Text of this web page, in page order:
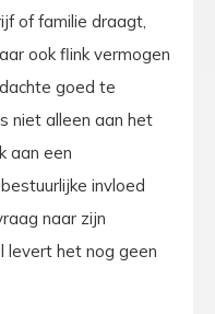
of familie draagt,
ook flink vermogen
goed te
niet alleen aan het
aan een
invloed
naar zijn
levert het nog geen